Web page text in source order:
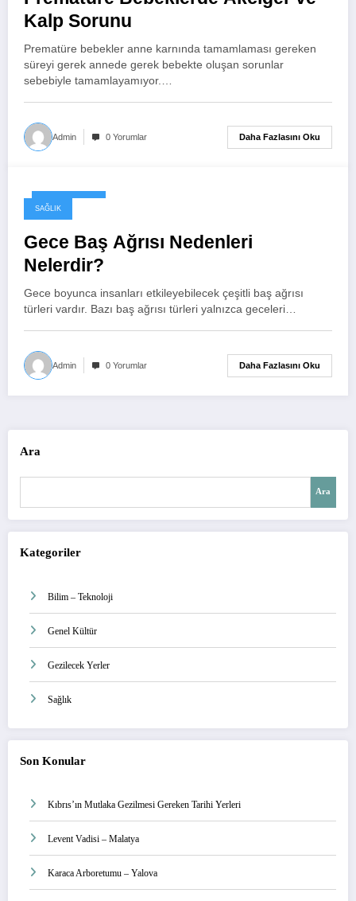
Kalp Sorunu
Prematüre bebekler anne karnında tamamlaması gereken
süreyi gerek annede gerek bebekte oluşan sorunlar
sebebiyle tamamlayamıyor.…
Admin 0 Yorumlar Daha Fazlasını Oku
Nisan 3, 2025
SAĞLIK
Gece Baş Ağrısı Nedenleri
Nelerdir?
Gece boyunca insanları etkileyebilecek çeşitli baş ağrısı
türleri vardır. Bazı baş ağrısı türleri yalnızca geceleri…
Admin 0 Yorumlar Daha Fazlasını Oku
Ara
Ara
Kategoriler
Bilim – Teknoloji
Genel Kültür
Gezilecek Yerler
Sağlık
Son Konular
Kıbrıs’ın Mutlaka Gezilmesi Gereken Tarihi Yerleri
Levent Vadisi – Malatya
Karaca Arboretumu – Yalova